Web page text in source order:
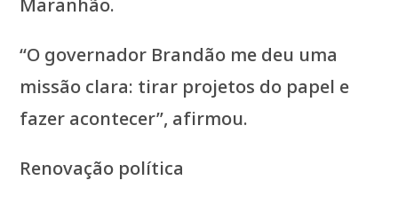
Maranhão.
“O governador Brandão me deu uma
missão clara: tirar projetos do papel e
fazer acontecer”, afirmou.
Renovação política